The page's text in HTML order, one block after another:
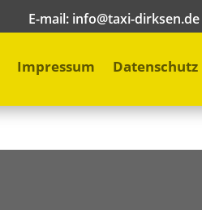
E-mail: info@taxi-dirksen.de
Impressum Datenschutz